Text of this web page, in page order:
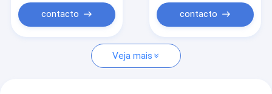
Casos
Solicite um orçamento
contacto contacto
Veja mais